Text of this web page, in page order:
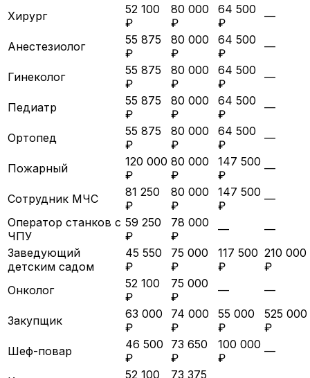
Хирург
52 100
₽
80 000
₽
64 500
₽
—
Анестезиолог
55 875
₽
80 000
₽
64 500
₽
—
Гинеколог
55 875
₽
80 000
₽
64 500
₽
—
Педиатр
55 875
₽
80 000
₽
64 500
₽
—
Ортопед
55 875
₽
80 000
₽
64 500
₽
—
Пожарный
120 000
₽
80 000
₽
147 500
₽
—
Сотрудник МЧС
81 250
₽
80 000
₽
147 500
₽
—
Оператор станков с
ЧПУ
59 250
₽
78 000
₽
—
—
Заведующий
детским садом
45 550
₽
75 000
₽
117 500
₽
210 000
₽
Онколог
52 100
₽
75 000
₽
— —
Закупщик
63 000
₽
74 000
₽
55 000
₽
525 000
₽
Шеф-повар
46 500
₽
73 650
₽
100 000
₽
—
52 100
73 375